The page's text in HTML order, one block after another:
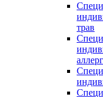
трав